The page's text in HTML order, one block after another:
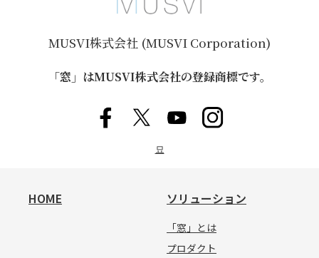
MUSVI株式会社 (MUSVI Corporation)
「窓」はMUSVI株式会社の登録商標です。
묘
HOME ソリューション
「窓」とは
プロダクト